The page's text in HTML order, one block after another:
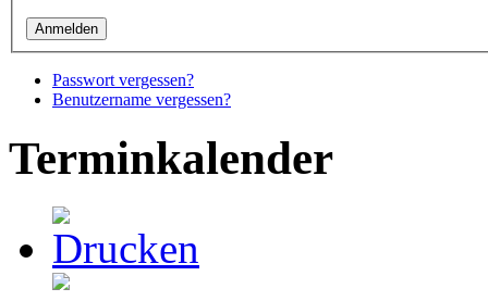
Passwort vergessen?
Benutzername vergessen?
Terminkalender